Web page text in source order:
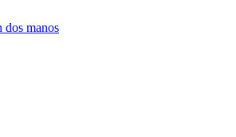
dos manos